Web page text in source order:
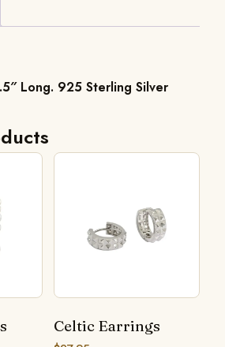
Long. 925 Sterling Silver
Celtic Earrings